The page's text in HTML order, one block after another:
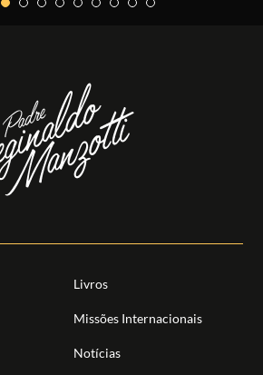
Livros
Missões Internacionais
Notícias